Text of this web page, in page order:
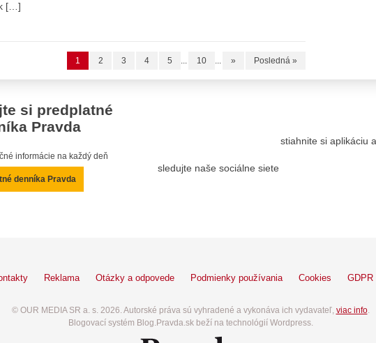
[…]
1 2 3 4 5 ... 10 ... » Posledná »
si predplatné
Pravda
informácie na každý deň
denníka Pravda
sledujte naše sociálne siete
stiahnite si aplikáciu
Reklama Otázky a odpovede Podmienky používania Cookies GDPR
© OUR MEDIA SR a. s. 2026. Autorské práva sú vyhradené a vykonáva ich vydavateľ, viac info.
Blogovací systém Blog.Pravda.sk beží na technológií Wordpress.